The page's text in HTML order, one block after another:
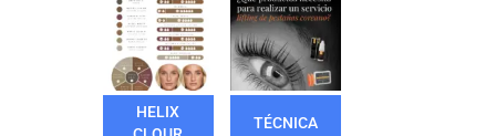
HELIX
TÉCNICA